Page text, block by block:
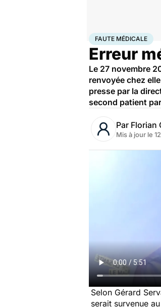
AccueilSantéFaute
FAUTE MÉDICALE
Erreur
Le 27 novembre
renvoyée chez
presse par la
second patient
Par Florian
Mis à jour le
Selon Gérard
serait survenue